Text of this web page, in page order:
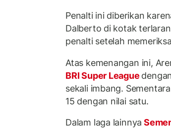
Penalti ini diberikan
Dalberto di kotak
penalti setelah
Atas kemenangan ini,
BRI Super League
sekali imbang.
15 dengan nilai satu.
Dalam laga lainnya